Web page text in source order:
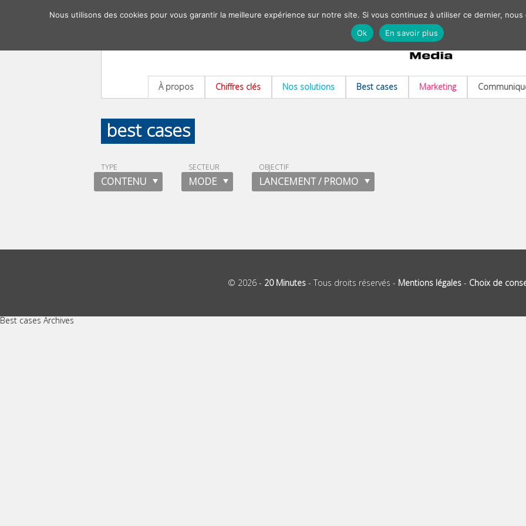
À propos Chiffres clés Nos solutions Best cases Marketing
best cases
TYPE
CONTENU
SECTEUR
MODE
OBJECTIF
LANCEMENT / PROMO
© 2026 - 20 Minutes- Tous droits réservés - Mentions légales- Choix de
Nous utilisons des cookies pour vous garantir la meilleure expérience sur notre site. Si vous continuez à utiliser ce dernier,
Ok
En savoir plus
Best cases Archives